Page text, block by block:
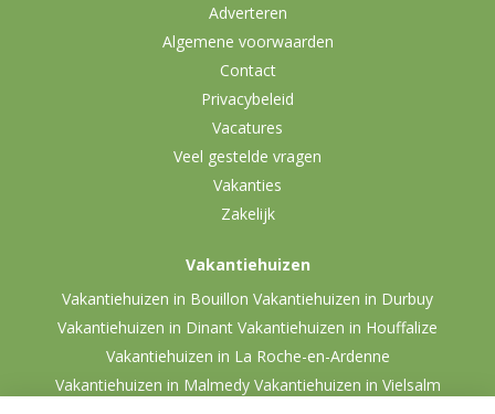
Adverteren
Algemene voorwaarden
Contact
Privacybeleid
Vacatures
Veel gestelde vragen
Vakanties
Zakelijk
Vakantiehuizen
Vakantiehuizen in Bouillon Vakantiehuizen in Durbuy
Vakantiehuizen in Dinant Vakantiehuizen in Houffalize
Vakantiehuizen in La Roche-en-Ardenne
Vakantiehuizen in Malmedy Vakantiehuizen in Vielsalm